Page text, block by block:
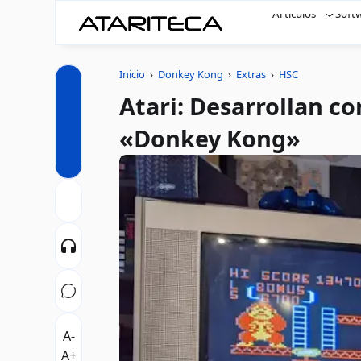
Artículos
Inicio › Donkey Kong › Extras › HSC
Atari: Desarrollan
«Donkey Kong»